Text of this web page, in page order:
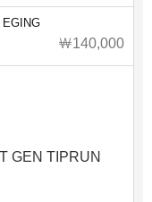
EGING
￦140,000